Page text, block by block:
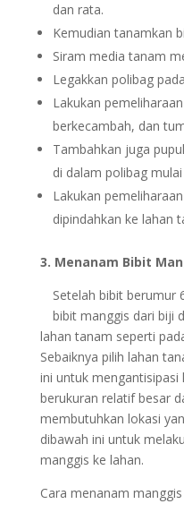
dan rata.
Kemudian tanamkan
Siram media tanam
Legakkan polibag
Lakukan
berkecambah, dan
Tambahkan juga
di dalam polibag
Lakukan
dipindahkan ke lahan
3. Menanam Bibit
Setelah bibit berumur
bibit manggis dari biji
lahan tanam seperti
Sebaiknya pilih lahan
ini untuk
berukuran relatif besar
membutuhkan lokasi
dibawah ini untuk
manggis ke lahan.
Cara menanam